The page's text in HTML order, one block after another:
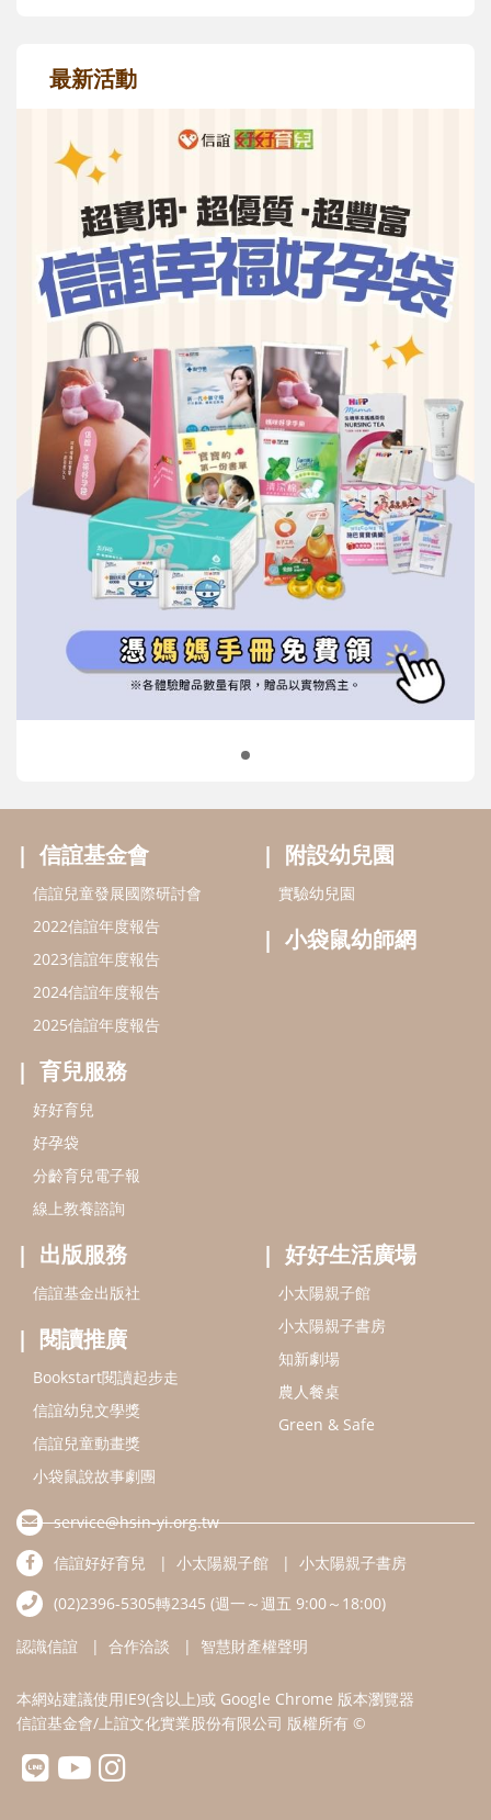
信誼基金會
2022信誼年度報告
2023信誼年度報告
2024信誼年度報告
好孕袋
分齡育兒電子報
線上教養諮詢
附設幼兒園
小袋鼠幼師網
出版服務
信誼基金出版社
閱讀推廣
Bookstart閱讀起步走
信誼幼兒文學獎
信誼兒童動畫獎
小袋鼠說故事劇團
service@hsin-yi.org.tw
信誼好好育兒
小太陽親子書房
(02)2396-5305轉2345 (週一～週五 9:00～18:00)
認識信誼 合作洽談 智慧財產權聲明
本網站建議使用IE9(含以上)或 Google Chrome 版本瀏覽器
信誼基金會/上誼文化實業股份有限公司 版權所有 ©